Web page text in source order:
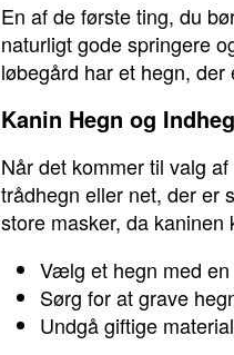
En af de første ting, du
naturligt gode springere
løbegård har et hegn,
Kanin Hegn og
Når det kommer til valg
trådhegn eller net, der er
store masker, da
Vælg et hegn med
Sørg for at grave
Undgå giftige